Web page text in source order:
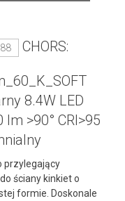
CHORS:
8.4W LED
lm >90° CRI>95
przylegający
ściany kinkiet o
formie. Doskonale